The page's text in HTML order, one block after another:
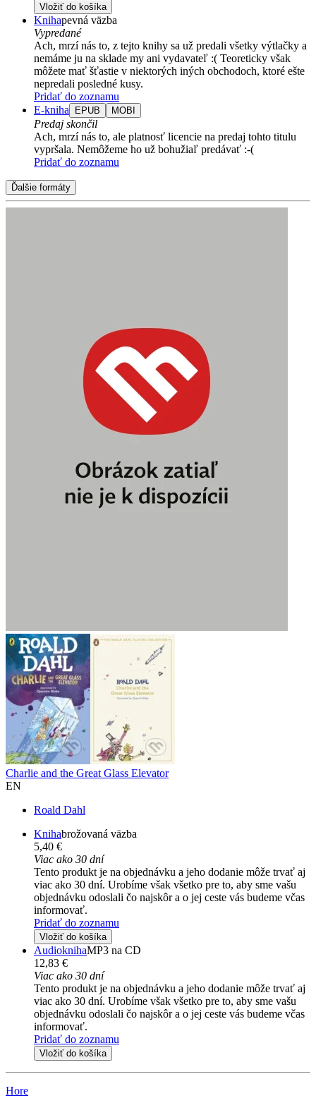
Vložiť do košíka
Knihapevná väzba
Vypredané
Ach, mrzí nás to, z tejto knihy sa už predali všetky výtlačky a
nemáme ju na sklade my ani vydavateľ :( Teoreticky však
môžete mať šťastie v niektorých iných obchodoch, ktoré ešte
nepredali posledné kusy.
Pridať do zoznamu
E-kniha
EPUB MOBI
Predaj skončil
Ach, mrzí nás to, ale platnosť licencie na predaj tohto titulu
vypršala. Nemôžeme ho už bohužiaľ predávať :-(
Pridať do zoznamu
Ďalšie formáty
Charlie and the Great Glass Elevator
EN
Roald Dahl
Knihabrožovaná väzba
5,40 €
Viac ako 30 dní
Tento produkt je na objednávku a jeho dodanie môže trvať aj
viac ako 30 dní. Urobíme však všetko pre to, aby sme vašu
objednávku odoslali čo najskôr a o jej ceste vás budeme včas
informovať.
Pridať do zoznamu
Vložiť do košíka
AudioknihaMP3 na CD
12,83 €
Viac ako 30 dní
Tento produkt je na objednávku a jeho dodanie môže trvať aj
viac ako 30 dní. Urobíme však všetko pre to, aby sme vašu
objednávku odoslali čo najskôr a o jej ceste vás budeme včas
informovať.
Pridať do zoznamu
Vložiť do košíka
Hore